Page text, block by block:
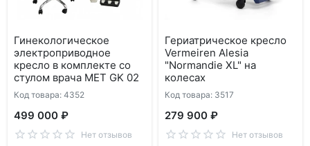
Гинекологическое
электроприводное
кресло в комплекте со
стулом врача MET GK 02
Код товара: 4352
499 000 ₽
Нет отзывов
Гериатрическое кресло
Vermeiren Alesia
"Normandie XL" на
колесах
Код товара: 3517
279 900 ₽
Нет отзывов